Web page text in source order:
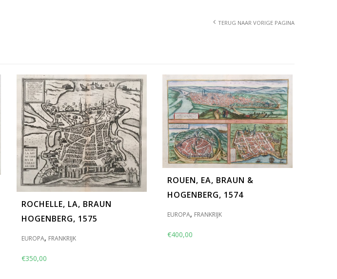
TERUG NAAR VORIGE PAGINA
ROCHELLE, LA, BRAUN
HOGENBERG, 1575
EUROPA, FRANKRIJK
€350,00
ROUEN, EA, BRAUN &
HOGENBERG, 1574
EUROPA, FRANKRIJK
€400,00